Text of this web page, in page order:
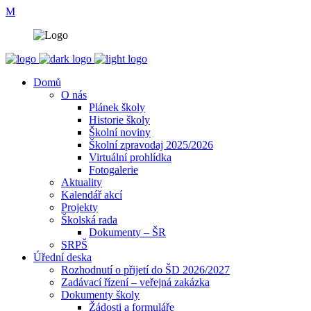
Domů
O nás
Plánek školy
Historie školy
Školní noviny
Školní zpravodaj 2025/2026
Virtuální prohlídka
Fotogalerie
Aktuality
Kalendář akcí
Projekty
Školská rada
Dokumenty – ŠR
SRPŠ
Úřední deska
Rozhodnutí o přijetí do ŠD 2026/2027
Zadávací řízení – veřejná zakázka
Dokumenty školy
Žádosti a formuláře